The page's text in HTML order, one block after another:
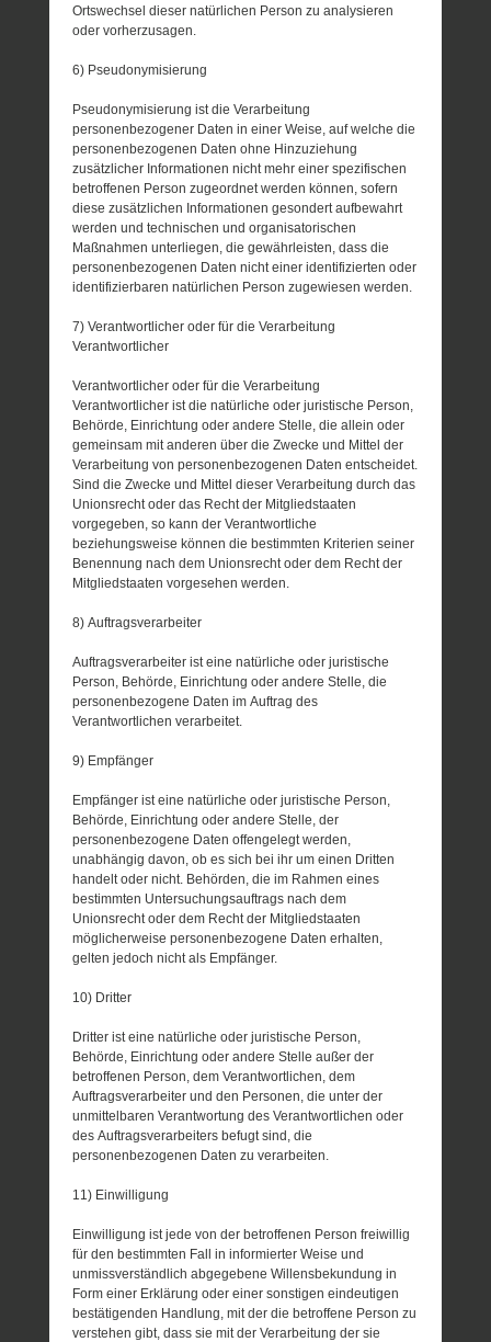
Ortswechsel dieser natürlichen Person zu analysieren
oder vorherzusagen.
6) Pseudonymisierung
Pseudonymisierung ist die Verarbeitung
personenbezogener Daten in einer Weise, auf welche die
personenbezogenen Daten ohne Hinzuziehung
zusätzlicher Informationen nicht mehr einer spezifischen
betroffenen Person zugeordnet werden können, sofern
diese zusätzlichen Informationen gesondert aufbewahrt
werden und technischen und organisatorischen
Maßnahmen unterliegen, die gewährleisten, dass die
personenbezogenen Daten nicht einer identifizierten oder
identifizierbaren natürlichen Person zugewiesen werden.
7) Verantwortlicher oder für die Verarbeitung
Verantwortlicher
Verantwortlicher oder für die Verarbeitung
Verantwortlicher ist die natürliche oder juristische Person,
Behörde, Einrichtung oder andere Stelle, die allein oder
gemeinsam mit anderen über die Zwecke und Mittel der
Verarbeitung von personenbezogenen Daten entscheidet.
Sind die Zwecke und Mittel dieser Verarbeitung durch das
Unionsrecht oder das Recht der Mitgliedstaaten
vorgegeben, so kann der Verantwortliche
beziehungsweise können die bestimmten Kriterien seiner
Benennung nach dem Unionsrecht oder dem Recht der
Mitgliedstaaten vorgesehen werden.
8) Auftragsverarbeiter
Auftragsverarbeiter ist eine natürliche oder juristische
Person, Behörde, Einrichtung oder andere Stelle, die
personenbezogene Daten im Auftrag des
Verantwortlichen verarbeitet.
9) Empfänger
Empfänger ist eine natürliche oder juristische Person,
Behörde, Einrichtung oder andere Stelle, der
personenbezogene Daten offengelegt werden,
unabhängig davon, ob es sich bei ihr um einen Dritten
handelt oder nicht. Behörden, die im Rahmen eines
bestimmten Untersuchungsauftrags nach dem
Unionsrecht oder dem Recht der Mitgliedstaaten
möglicherweise personenbezogene Daten erhalten,
gelten jedoch nicht als Empfänger.
10) Dritter
Dritter ist eine natürliche oder juristische Person,
Behörde, Einrichtung oder andere Stelle außer der
betroffenen Person, dem Verantwortlichen, dem
Auftragsverarbeiter und den Personen, die unter der
unmittelbaren Verantwortung des Verantwortlichen oder
des Auftragsverarbeiters befugt sind, die
personenbezogenen Daten zu verarbeiten.
11) Einwilligung
Einwilligung ist jede von der betroffenen Person freiwillig
für den bestimmten Fall in informierter Weise und
unmissverständlich abgegebene Willensbekundung in
Form einer Erklärung oder einer sonstigen eindeutigen
bestätigenden Handlung, mit der die betroffene Person zu
verstehen gibt, dass sie mit der Verarbeitung der sie